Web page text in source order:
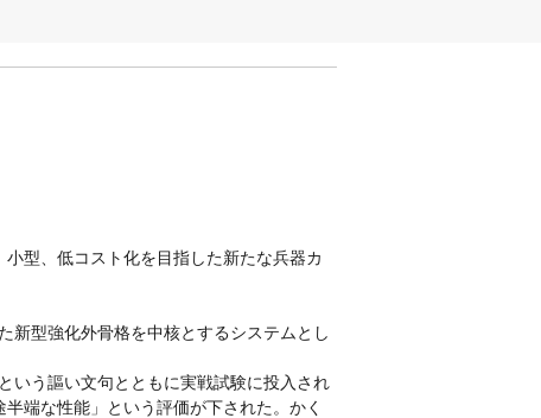
型、低コスト化を目指した新たな兵器カ
新型強化外骨格を中核とするシステムとし
いう謳い文句とともに実戦試験に投入され
端な性能」という評価が下された。かく